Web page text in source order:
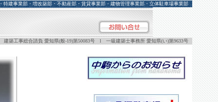
特建事業部・増改築部・不動産部・賃貸事業部・建物管理事業部・立体駐車場事業部
工事総合請負 愛知県(般-19)第50083号 l 一級建築士事務所 愛知県(い)第9633号